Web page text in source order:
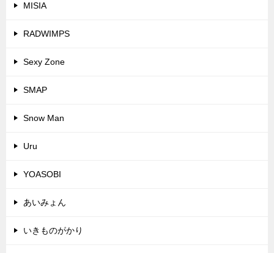
MISIA
RADWIMPS
Sexy Zone
SMAP
Snow Man
Uru
YOASOBI
あいみょん
いきものがかり